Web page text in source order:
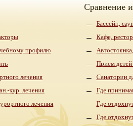
профилю
лечения
кур. лечения
лечения
Сравнение
Бассейн,
Кафе,
Прием детей
Санатории
Где
Где
Где